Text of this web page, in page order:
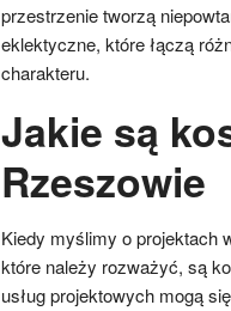
przestrzenie tworzą
eklektyczne, które łączą
charakteru.
Jakie są
Rzeszowie
Kiedy myślimy o projektach
które należy rozważyć, są
usług projektowych mogą